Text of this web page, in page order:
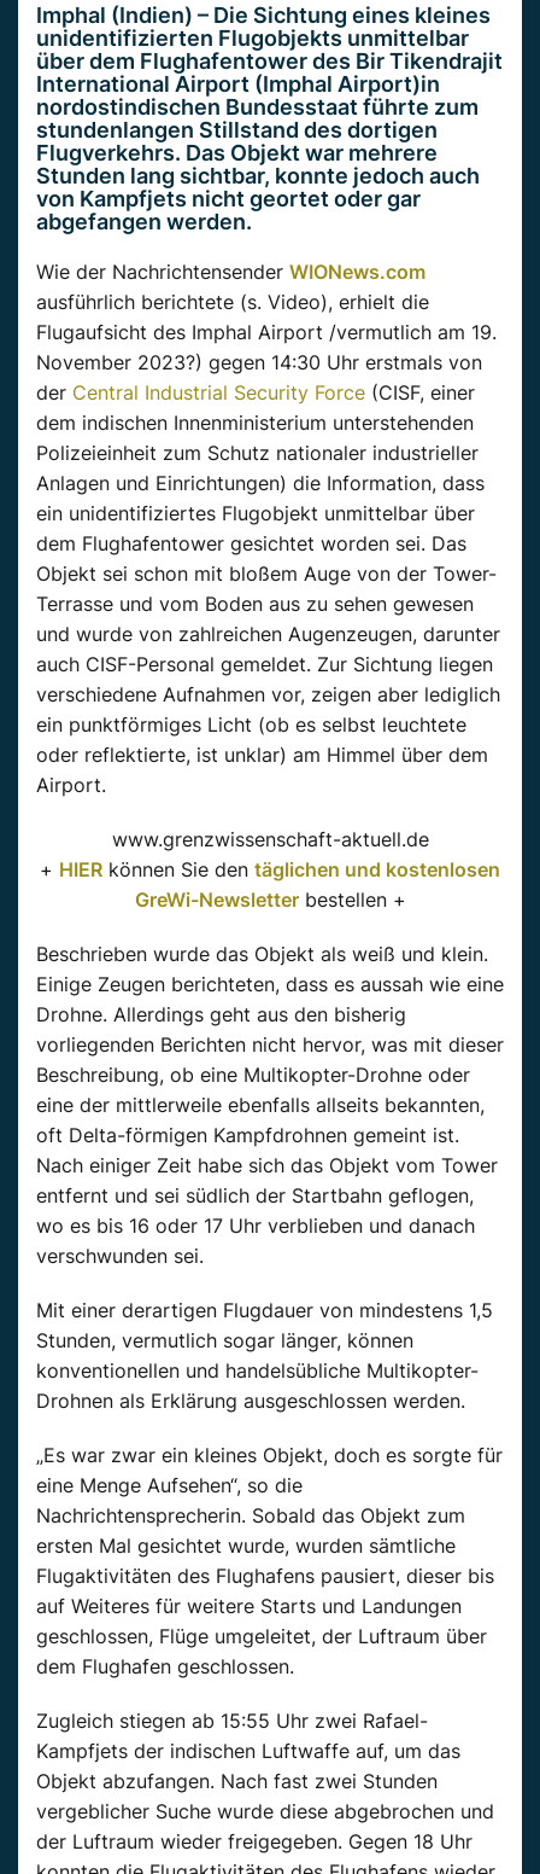
Imphal (Indien) – Die Sichtung eines kleines
unidentifizierten Flugobjekts unmittelbar
über dem Flughafentower des BirTikendrajit
International Airport (Imphal Airport)in
nordostindischen Bundesstaat führte zum
stundenlangen Stillstand des dortigen
Flugverkehrs. Das Objekt war mehrere
Stunden lang sichtbar, konnte jedoch auch
von Kampfjets nicht geortet oder gar
abgefangen werden.
Wie der Nachrichtensender WIONews.com
ausführlich berichtete (s. Video), erhielt die
Flugaufsicht des Imphal Airport /vermutlich am 19.
November 2023?) gegen 14:30 Uhr erstmals von
der Central Industrial Security Force (CISF, einer
dem indischen Innenministerium unterstehenden
Polizeieinheit zum Schutz nationaler industrieller
Anlagen und Einrichtungen) die Information, dass
ein unidentifiziertes Flugobjekt unmittelbar über
dem Flughafentower gesichtet worden sei. Das
Objekt sei schon mit bloßem Auge von der Tower-
Terrasse und vom Boden aus zu sehen gewesen
und wurde von zahlreichen Augenzeugen, darunter
auch CISF-Personal gemeldet. Zur Sichtung liegen
verschiedene Aufnahmen vor, zeigen aber lediglich
ein punktförmiges Licht (ob es selbst leuchtete
oder reflektierte, ist unklar) am Himmel über dem
Airport.
www.grenzwissenschaft-aktuell.de
+ HIER können Sie den täglichen und kostenlosen
GreWi-Newsletterbestellen +
Beschrieben wurde das Objekt als weiß und klein.
Einige Zeugen berichteten, dass es aussah wie eine
Drohne. Allerdings geht aus den bisherig
vorliegenden Berichten nicht hervor, was mit dieser
Beschreibung, ob eine Multikopter-Drohne oder
eine der mittlerweile ebenfalls allseits bekannten,
oft Delta-förmigen Kampfdrohnen gemeint ist.
Nach einiger Zeit habe sich das Objekt vom Tower
entfernt und sei südlich der Startbahn geflogen,
wo es bis 16 oder 17 Uhr verblieben und danach
verschwunden sei.
Mit einer derartigen Flugdauer von mindestens 1,5
Stunden, vermutlich sogar länger, können
konventionellen und handelsübliche Multikopter-
Drohnen als Erklärung ausgeschlossen werden.
„Es war zwar ein kleines Objekt, doch es sorgte für
eine Menge Aufsehen“, so die
Nachrichtensprecherin. Sobald das Objekt zum
ersten Mal gesichtet wurde, wurden sämtliche
Flugaktivitäten des Flughafens pausiert, dieser bis
auf Weiteres für weitere Starts und Landungen
geschlossen, Flüge umgeleitet, der Luftraum über
dem Flughafen geschlossen.
Zugleich stiegen ab 15:55 Uhr zwei Rafael-
Kampfjets der indischen Luftwaffe auf, um das
Objekt abzufangen. Nach fast zwei Stunden
vergeblicher Suche wurde diese abgebrochen und
der Luftraum wieder freigegeben. Gegen 18 Uhr